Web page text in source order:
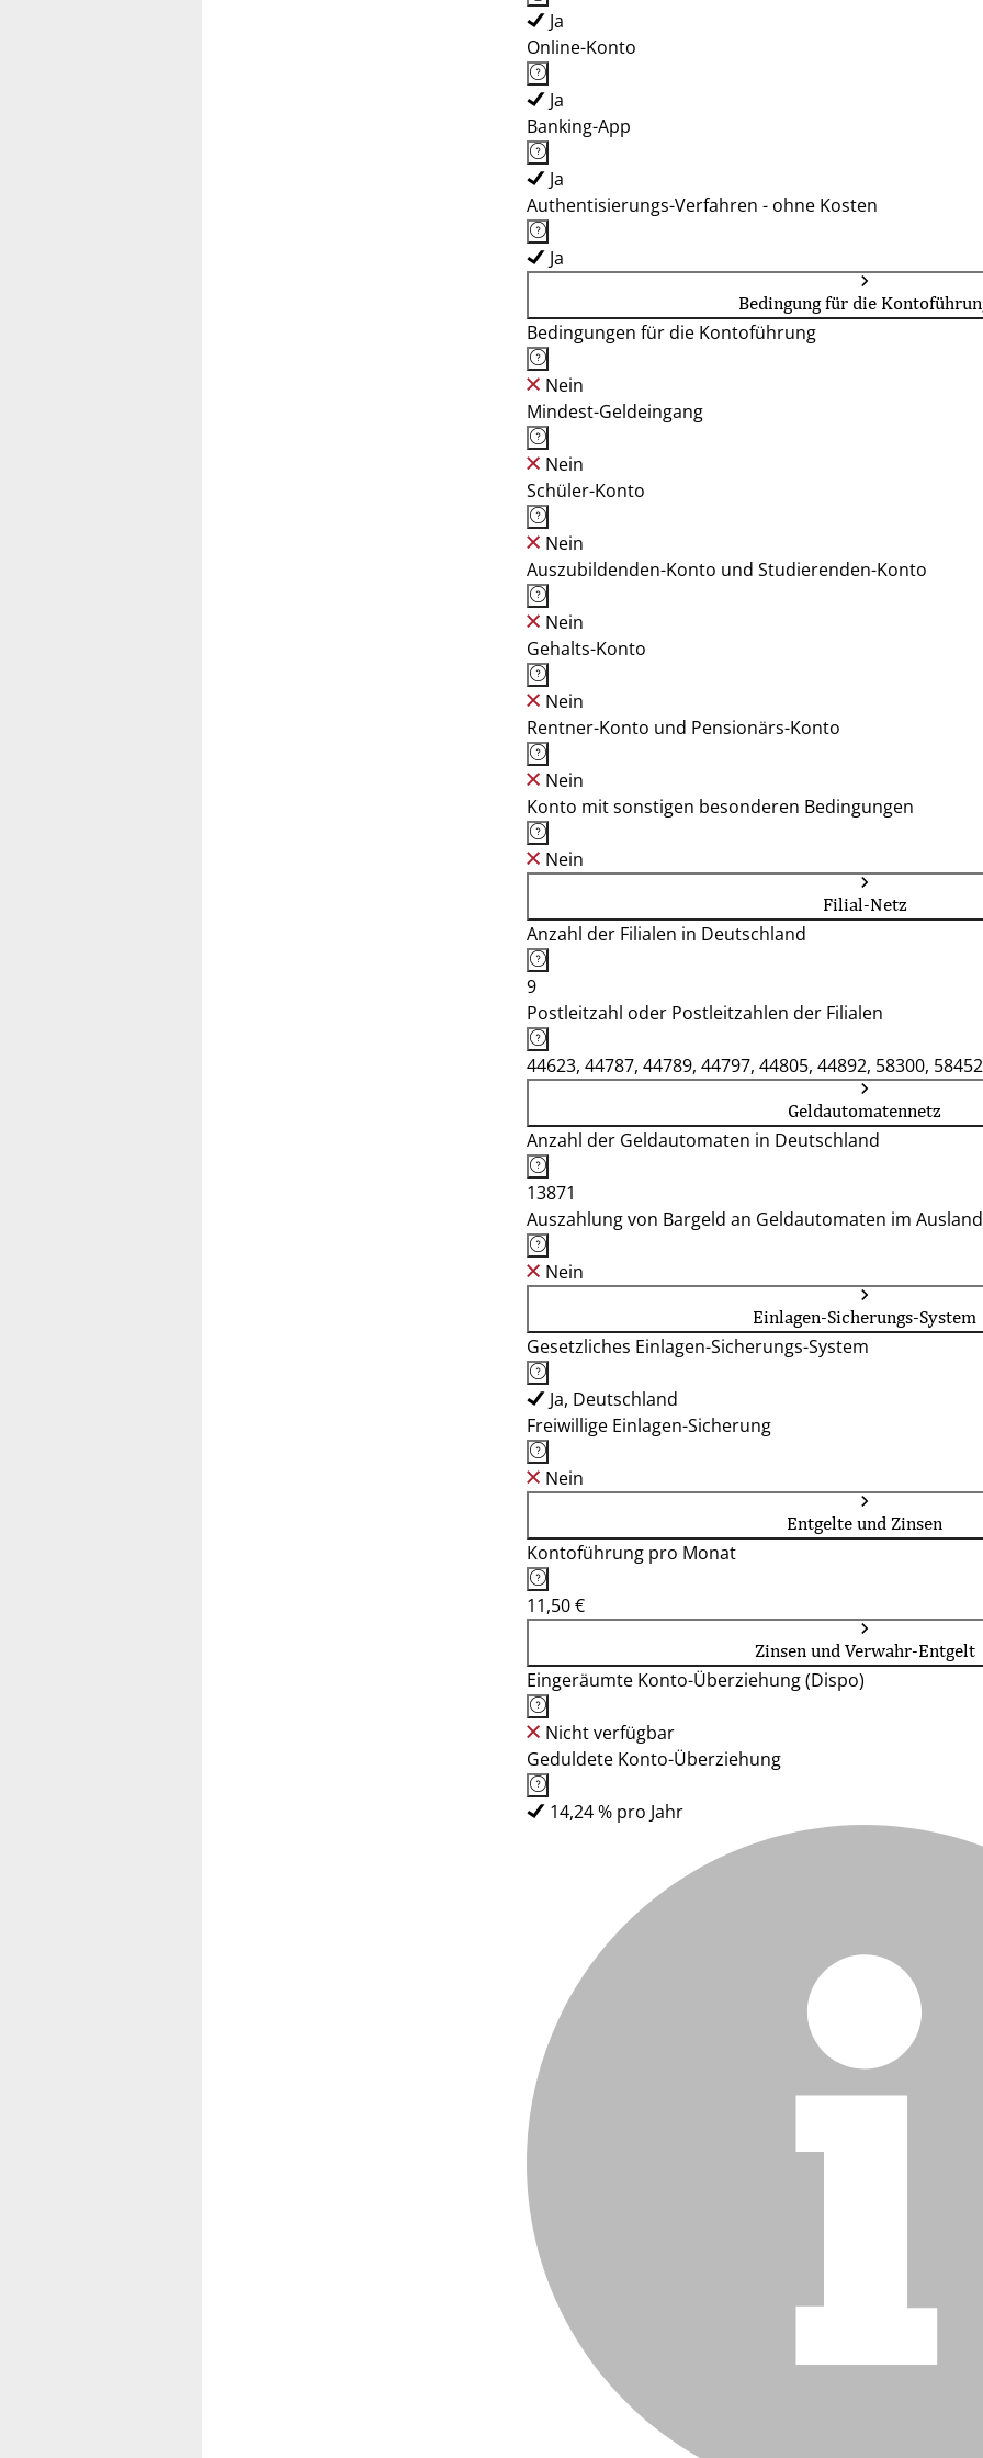
Ja
Online-Konto
Ja
Banking-App
Ja
Authentisierungs-Verfahren - ohne Kosten
Ja
Bedingung für die
Bedingungen für die Kontoführung
Nein
Mindest-Geldeingang
Nein
Schüler-Konto
Nein
Auszubildenden-Konto und Studierenden-Konto
Nein
Gehalts-Konto
Nein
Rentner-Konto und Pensionärs-Konto
Nein
Konto mit sonstigen besonderen Bedingungen
Nein
Filial-Netz
Anzahl der Filialen in Deutschland
9
Postleitzahl oder Postleitzahlen der Filialen
44623, 44787, 44789, 44797, 44805, 44892, 58300,
Geldautomatennetz
Anzahl der Geldautomaten in Deutschland
13871
Auszahlung von Bargeld an Geldautomaten im
Nein
Einlagen-Sicherungs-System
Gesetzliches Einlagen-Sicherungs-System
Ja, Deutschland
Freiwillige Einlagen-Sicherung
Nein
Entgelte und Zinsen
Kontoführung pro Monat
11,50 €
Zinsen und Verwahr-Entgelt
Eingeräumte Konto-Überziehung (Dispo)
Nicht verfügbar
Geduldete Konto-Überziehung
14,24 % pro Jahr